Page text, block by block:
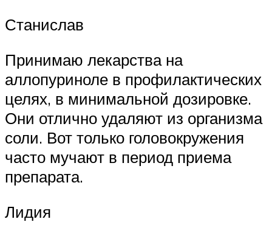
Станислав
Принимаю лекарства на
аллопуриноле в профилактических
целях, в минимальной дозировке.
Они отлично удаляют из организма
соли. Вот только головокружения
часто мучают в период приема
препарата.
Лидия